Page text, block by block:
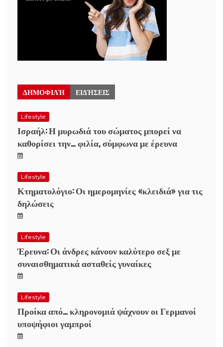
ΔΗΜΟΦΙΛΉ ΕΙΔΉΣΕΙΣ
Lifestyle
Ισραήλ: Η μυρωδιά του σώματος μπορεί να
καθορίσει την… φιλία, σύμφωνα με έρευνα
Lifestyle
Κτηματολόγιο: Οι ημερομηνίες «κλειδιά» για τις
δηλώσεις
Lifestyle
Έρευνα: Οι άνδρες κάνουν καλύτερο σεξ με
συναισθηματικά ασταθείς γυναίκες
Lifestyle
Προίκα από… κληρονομιά ψάχνουν οι Γερμανοί
υποψήφιοι γαμπροί